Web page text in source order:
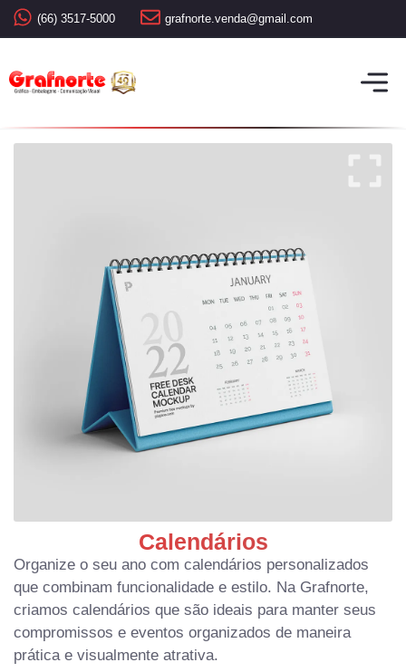
(66) 3517-5000 grafnorte.venda@gmail.com
Calendários
Organize o seu ano com calendários personalizados
que combinam funcionalidade e estilo. Na Grafnorte,
criamos calendários que são ideais para manter seus
compromissos e eventos organizados de maneira
prática e visualmente atrativa.